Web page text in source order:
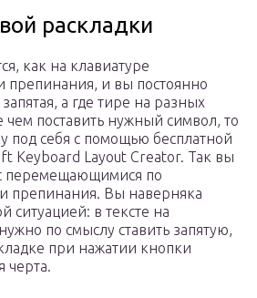
раскладки
как на клавиатуре
препинания, и вы постоянно
а где тире на разных
чем поставить нужный символ, то
под себя с помощью бесплатной
Keyboard Layout Creator. Так вы
перемещающимися по
препинания. Вы наверняка
ситуацией: в тексте на
по смыслу ставить запятую,
при нажатии кнопки
черта.